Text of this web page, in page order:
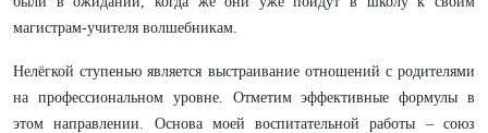
магистрам-учителя волшебникам.
Нелёгкой ступенью является выстраивание отношений с родителями
на профессиональном уровне. Отметим эффективные формулы в
этом направлении. Основа моей воспитательной работы – союз